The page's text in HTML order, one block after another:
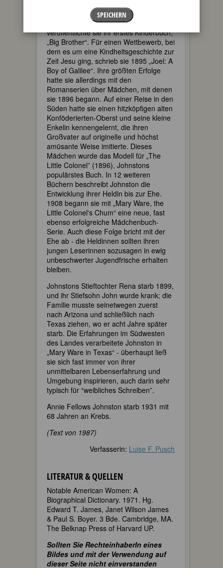
erzählen pflegte, für den „Youth's
Companion“ aufgeschrieben. 1894
veröffentlichte sie ihr erstes Kinderbuch,
„Big Brother“. Für einen Wettbewerb, bei
dem es um eine Kindheitsgeschichte zur
Zeit Jesu ging, schrieb sie 1895 „Joel: A
Boy of Galilee“. Ihre größten Erfolge
hatte sie allerdings mit den
Romanserien über Mädchen, mit denen
sie 1896 begann. Auf einer Reise in den
Süden hatte sie einen hitzköpfigen alten
Konföderierten-Oberst und seine kleine
Enkelin kennengelernt, die ihren
Großvater auf originelle und höchst
amüsante Weise imitierte. Dieses
Mädchen wurde das Modell für „The
Little Colonel” (1896), Johnstons
populärstes Buch. In 12 weiteren
Büchern beschreibt Johnston die
Entwicklung ihrer Heldin bis zur Ehe.
1908 begann sie mit „Mary Ware, the
Little Colonel's Chum“ eine neue, fast
ebenso erfolgreiche Mädchenbuch-
Serie. Auch diese Folge bricht mit der
Ehe ab - die Heldinnen sollten ihren
jungen Leserinnen sozusagen in ewig
unbeschwerter Jugendfrische erhalten
bleiben.
Johnstons Stieftochter Rena starb 1899,
und ihr Stiefsohn John wurde krank; die
Familie musste seinetwegen zuerst
nach Arizona und schließlich nach
Texas ziehen, wo er acht Jahre später
starb. Die Erfahrungen im Südwesten
des Landes verarbeitete Johnston in
„Mary Ware in Texas“ - überhaupt ließ
sie sich fast immer von ihrer
unmittelbaren Lebenserfahrung und
Umgebung inspirieren, auch darin sehr
typisch für “weibliches Schreiben”.
Annie Fellows Johnston starb 1931 mit
68 Jahren an Krebs.
(Text von 1987)
Verfasserin: Luise F. Pusch
LITERATUR & QUELLEN
Notable American Women: A
Biographical Dictionary. 1971. Hg.
Edward T. James, Janet Wilson James
& Paul S. Boyer. 3 Bde. Cambridge, MA.
The Belknap Press of Harvard UP.
Sollten Sie RechteinhaberIn eines
Bildes und mit der Verwendung auf
dieser Seite nicht einverstanden
SPEICHERN